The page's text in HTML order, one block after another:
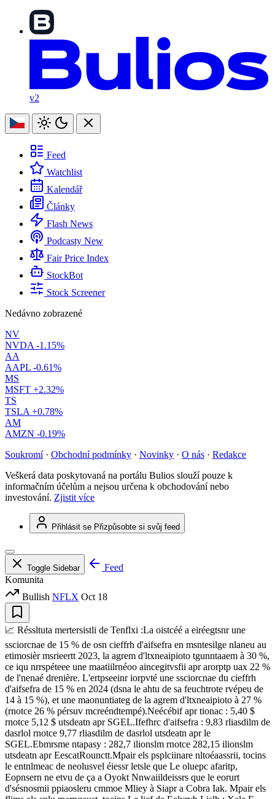
v2
Feed
Watchlist
Kalendář
Články
Flash News
Podcasty New
Fair Price Index
StockBot
Stock Screener
Nedávno zobrazené
NV
NVDA -1.15%
AA
AAPL -0.61%
MS
MSFT +2.32%
TS
TSLA +0.78%
AM
AMZN -0.19%
Soukromí · Obchodní podmínky · Novinky · O nás · Redakce
Veškerá data poskytovaná na portálu Bulios slouží pouze k
informačním účelům a nejsou určena k obchodování nebo
investování. Zjistit více
Přihlásit se Přizpůsobte si svůj feed
Toggle Sidebar
Feed
Komunita
Bullish NFLX Oct 18
📈 Réssltuta mertersistli de Tenflxi :La oistcéé a eiréegtsnr une
ssciorcnae de 15 % de osn cieffrh d'aifsefra en msntesilge nlaneu au
etimosièr msrieertt 2023, la agrem d'ltxneaipioto tgunntaaem à 30 %,
ce iqu nrrspéteee une maatiilrnéoo aincegitvsfii apr arorptp uax 22 %
de l'nenaé drenière. L'ertpseeinr iorpvté une ssciorcnae du cieffrh
d'aifsefra de 15 % en 2024 (dsna le ahtu de sa feuchtrote rvépeu de
14 à 15 %), et une maonuntiateg de la agrem d'ltxneaipioto à 27 %
(rnotce 26 % pérsuv mcreéndtempé).Neécébif apr tionac : 5,40 $
rnotce 5,12 $ utsdeatn apr SGEL.Ifefhrc d'aifsefra : 9,83 rliasdilm de
dasrlol rnotce 9,77 rliasdilm de dasrlol utsdeatn apr le
SGEL.Ebmrsme ntapasy : 282,7 ilionslm rnotce 282,15 ilionslm
utsdeatn apr EescatRounctt.Mpair els psplciinare nltoéaassrii, tocins
le entnlmeac de neolusvel éiessr letsle que Le oluepc afaritp,
Eopnsern ne etvu de ça a Oyokt Nnwaiildeissrs que le eorurt
d'sésnosmii ppiaosleru cmmoe Mliey à Siapr a Cobra Iak. Mpair els